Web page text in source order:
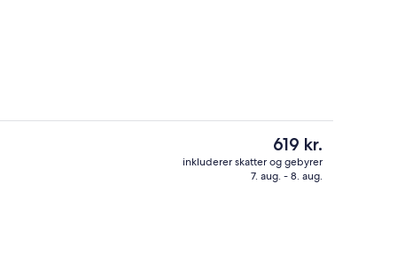
Den
nuværende
pris
619 kr.
inkluderer skatter og gebyrer
7. aug. - 8. aug.